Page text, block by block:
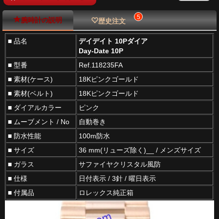
腕時計の説明 歴史注文 5
■ 品名
デイデイト 10Pダイア
Day-Date 10P
■ 型番
Ref.118235FA
■ 素材(ケース)
18Kピンクゴールド
■ 素材(ベルト)
18Kピンクゴールド
■ ダイアルカラー
ピンク
■ ムーブメント / No
自動巻き
■ 防水性能
100m防水
■ サイズ
36 mm(リューズ除く)__ / メンズサイズ
■ ガラス
サファイヤクリスタル風防
■ 仕様
日付表示 / 3針 / 曜日表示
■ 付属品
ロレックス純正箱